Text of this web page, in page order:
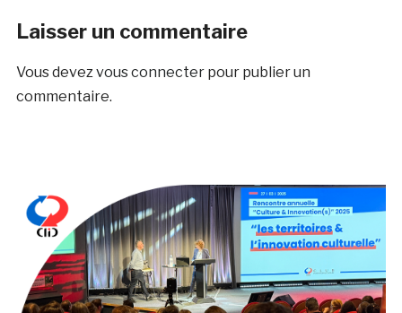
Laisser un commentaire
Vous devez vous connecterpour publier un
commentaire.